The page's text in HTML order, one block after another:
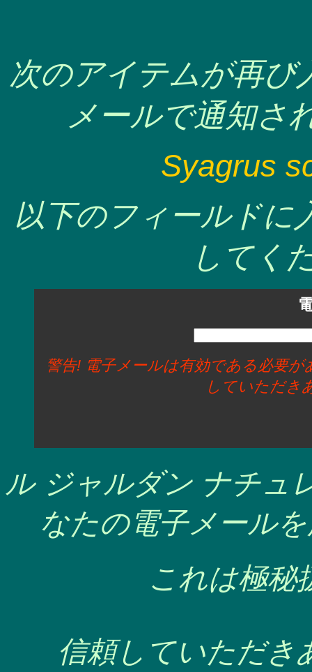
次のアイテムが再び
メールで通知さ
Syagrus
以下のフィールドに
してく
警告! 電子メールは有効である必要
していただき
ル ジャルダン ナチュ
なたの電子メール
これは極秘
信頼していただき